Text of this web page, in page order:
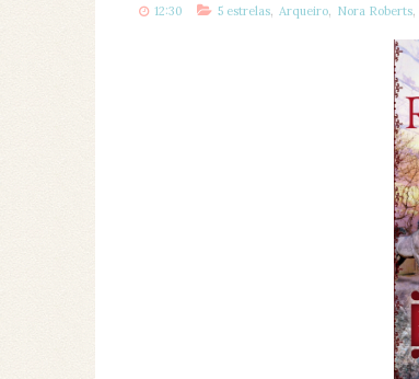
12:30 5 estrelas, Arqueiro, Nora Roberts,